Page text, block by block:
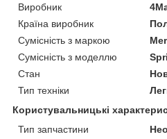
Виробник
Країна виробник
Сумісність з маркою
Сумісність з моделлю
Стан
Тип техніки
Користувальницькі
Тип запчастини